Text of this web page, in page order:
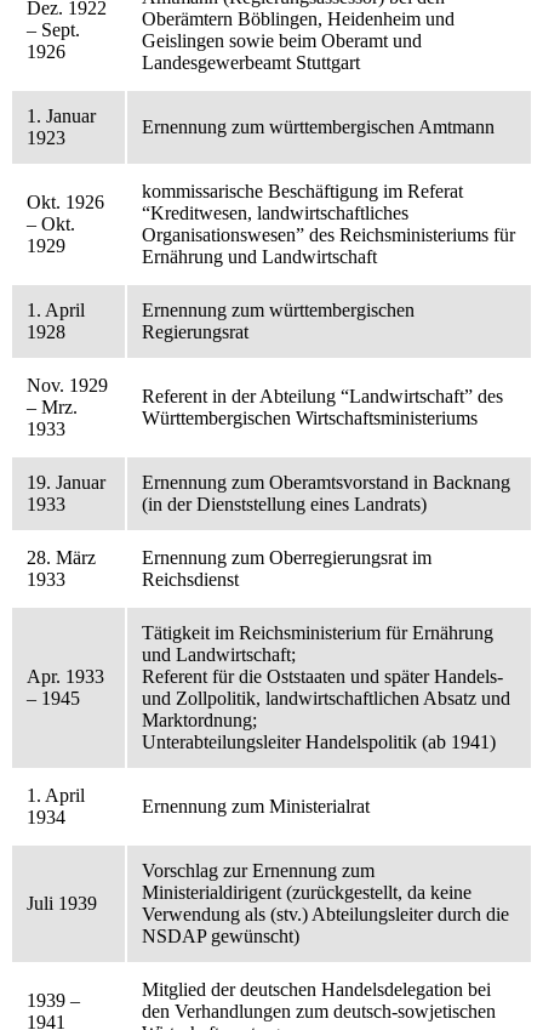
Dez. 1922
– Sept.
1926
Oberämtern Böblingen, Heidenheim und
Geislingen sowie beim Oberamt und
Landesgewerbeamt Stuttgart
1. Januar
1923
Ernennung zum württembergischen Amtmann
Okt. 1926
– Okt.
1929
kommissarische Beschäftigung im Referat
“Kreditwesen, landwirtschaftliches
Organisationswesen” des Reichsministeriums für
Ernährung und Landwirtschaft
1. April
1928
Ernennung zum württembergischen
Regierungsrat
Nov. 1929
– Mrz.
1933
Referent in der Abteilung “Landwirtschaft” des
Württembergischen Wirtschaftsministeriums
19. Januar
1933
Ernennung zum Oberamtsvorstand in Backnang
(in der Dienststellung eines Landrats)
28. März
1933
Ernennung zum Oberregierungsrat im
Reichsdienst
Apr. 1933
– 1945
Tätigkeit im Reichsministerium für Ernährung
und Landwirtschaft;
Referent für die Oststaaten und später Handels-
und Zollpolitik, landwirtschaftlichen Absatz und
Marktordnung;
Unterabteilungsleiter Handelspolitik (ab 1941)
1. April
1934
Ernennung zum Ministerialrat
Juli 1939
Vorschlag zur Ernennung zum
Ministerialdirigent (zurückgestellt, da keine
Verwendung als (stv.) Abteilungsleiter durch die
NSDAP gewünscht)
1939 –
1941
Mitglied der deutschen Handelsdelegation bei
den Verhandlungen zum deutsch-sowjetischen